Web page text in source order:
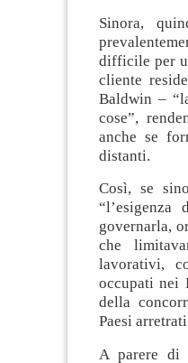
Sinora,
difficile per
cliente
Baldwin –
cose”,
anche se
distanti.
Così, se
governarla,
che
lavorativi,
occupati nei
della
Paesi
A parere di